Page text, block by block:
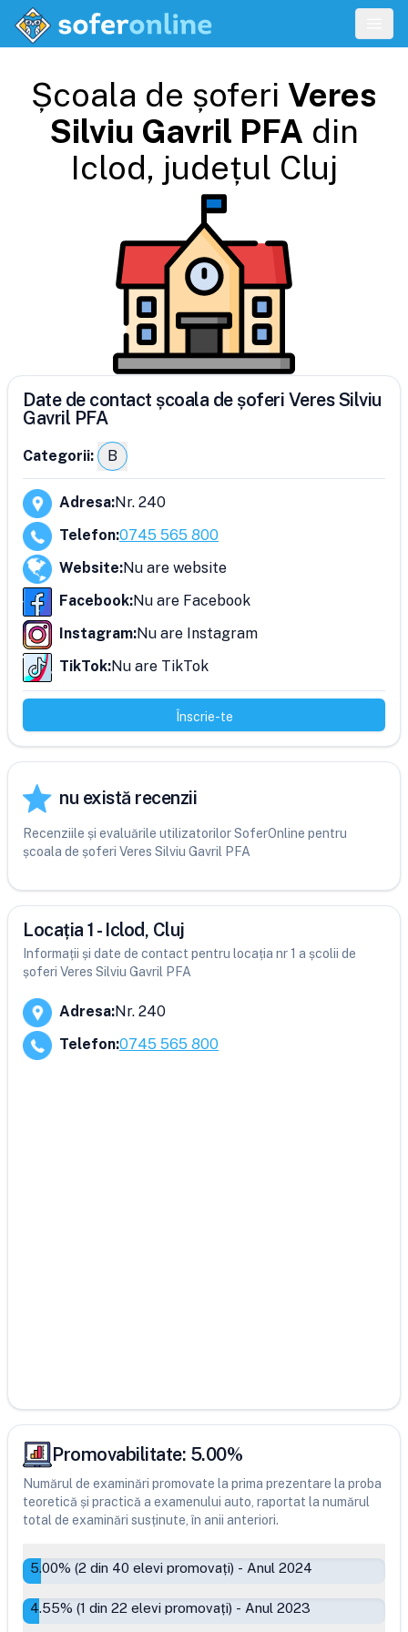
Școala de șoferi Veres
Silviu Gavril PFA din
Iclod, județul Cluj
Date de contact școala de șoferi Veres Silviu
Gavril PFA
Categorii: B
Adresa:Nr. 240
Telefon:0745 565 800
Website:Nu are website
Facebook:Nu are Facebook
Instagram:Nu are Instagram
TikTok:Nu are TikTok
Înscrie-te
nu există recenzii
Recenziile și evaluările utilizatorilor SoferOnline pentru
școala de șoferi Veres Silviu Gavril PFA
Locația 1 - Iclod, Cluj
Informații și date de contact pentru locația nr 1 a școlii de
șoferi Veres Silviu Gavril PFA
Adresa:Nr. 240
Telefon:0745 565 800
Promovabilitate: 5.00%
Numărul de examinări promovate la prima prezentare la proba
teoretică și practică a examenului auto, raportat la numărul
total de examinări susținute, în anii anteriori.
5.00% (2 din 40 elevi promovați) - Anul 2024
4.55% (1 din 22 elevi promovați) - Anul 2023